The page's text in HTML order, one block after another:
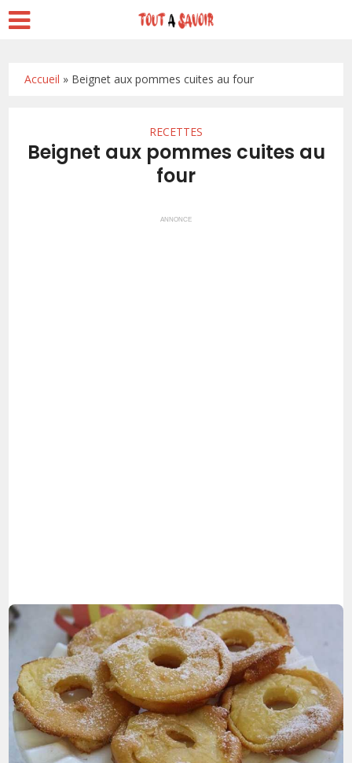
Accueil » Beignet aux pommes cuites au four
RECETTES
Beignet aux pommes cuites au
four
ANNONCE